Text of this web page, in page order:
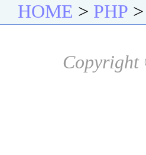
HOME > PHP >
Copyright